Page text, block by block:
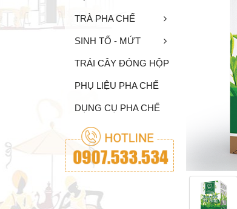
TRÀ PHA CHẾ
SINH TỐ - MỨT
TRÁI CÂY ĐÓNG HỘP
PHỤ LIỆU PHA CHẾ
DỤNG CỤ PHA CHẾ